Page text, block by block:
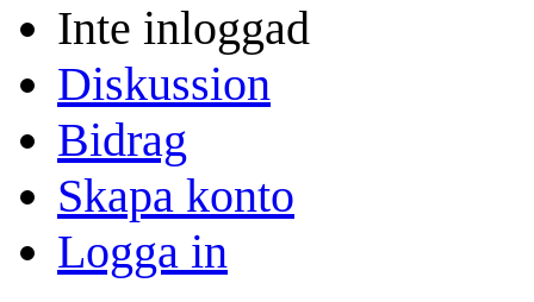
Inte inloggad
Diskussion
Bidrag
Skapa konto
Logga in